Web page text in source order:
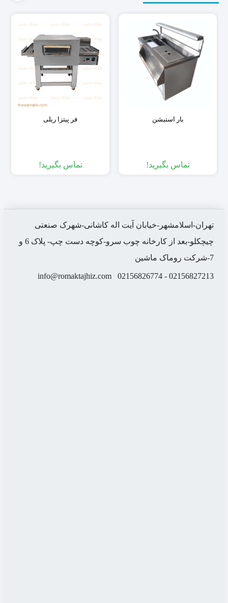
بار استیشن
تماس بگیرید!
فر پیتزا ریلی
تماس بگیرید!
تهران-اسلامشهر-خیابان آیت اله کاشانی-شهرک صنعتی
چیچکلو-بعد از کارخانه چوب سرو-کوچه دست چپ- پلاک 6 و
7-شرکت روماک ماشین
02156827213 - 02156826774
info@romaktajhiz.com